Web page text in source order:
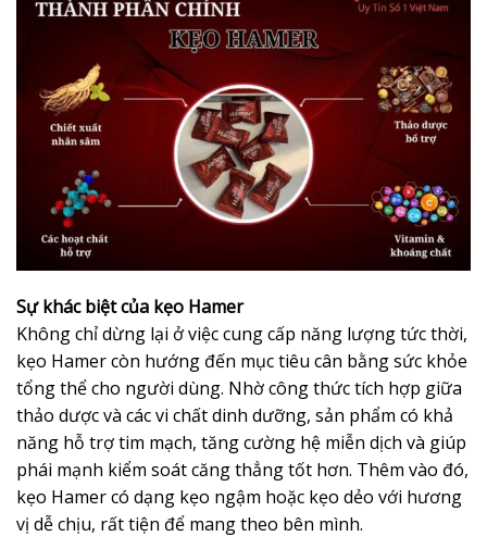
Sự khác biệt của kẹo Hamer
Không chỉ dừng lại ở việc cung cấp năng lượng tức thời,
kẹo Hamer còn hướng đến mục tiêu cân bằng sức khỏe
tổng thể cho người dùng. Nhờ công thức tích hợp giữa
thảo dược và các vi chất dinh dưỡng, sản phẩm có khả
năng hỗ trợ tim mạch, tăng cường hệ miễn dịch và giúp
phái mạnh kiểm soát căng thẳng tốt hơn. Thêm vào đó,
kẹo Hamer có dạng kẹo ngậm hoặc kẹo dẻo với hương
vị dễ chịu, rất tiện để mang theo bên mình.